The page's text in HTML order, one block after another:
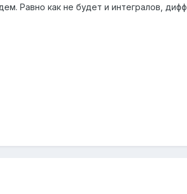
Равно как не будет и интегралов,